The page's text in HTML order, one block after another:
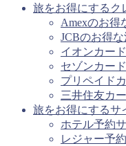
旅をお得にするク
Amexのお得
JCBのお得
イオンカー
セゾンカー
プリペイド
三井住友カ
旅をお得にするサ
ホテル予約
レジャー予